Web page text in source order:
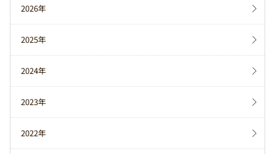
2026年
2025年
2024年
2023年
2022年